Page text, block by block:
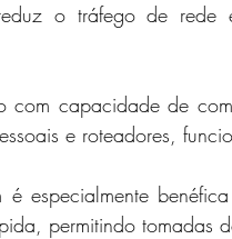
o tráfego de rede
com capacidade de
e roteadores,
é especialmente
permitindo tomadas